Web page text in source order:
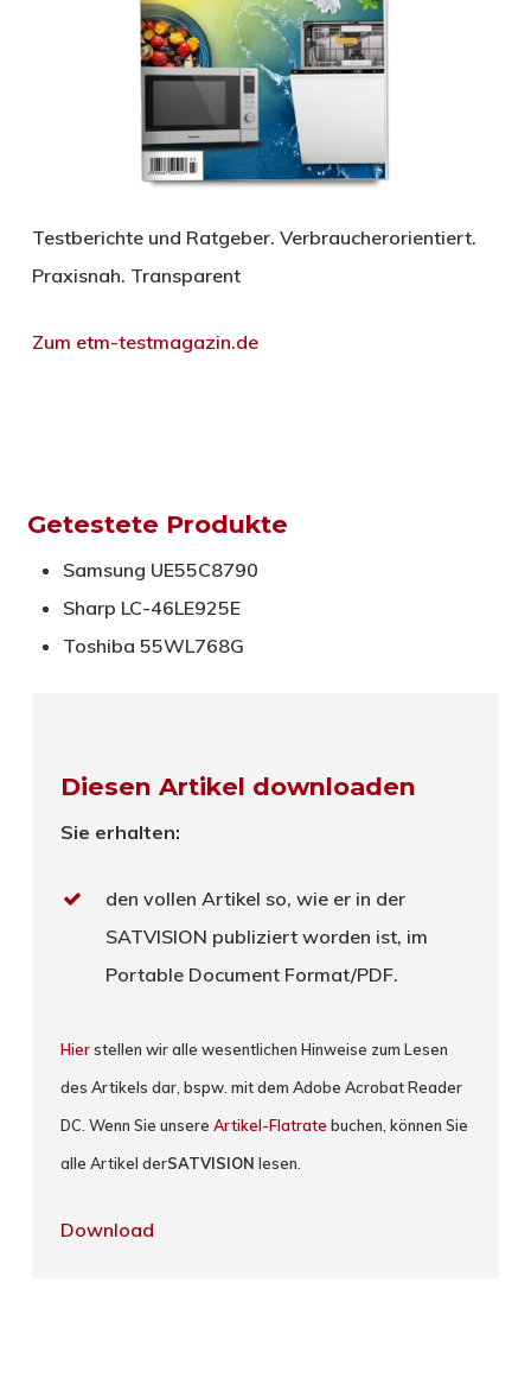
Testberichte und Ratgeber. Verbraucherorientiert.
Praxisnah. Transparent
Zum etm-testmagazin.de
Getestete Produkte
Samsung UE55C8790
Sharp LC-46LE925E
Toshiba 55WL768G
Diesen Artikel downloaden
Sie erhalten:
den vollen Artikel so, wie er in der
SATVISION publiziert worden ist, im
Portable Document Format/PDF.
Hierstellen wir alle wesentlichen Hinweise zum Lesen
des Artikels dar, bspw. mit dem Adobe Acrobat Reader
DC. Wenn Sie unsereArtikel-Flatrate buchen, können Sie
alle Artikel derSATVISION lesen.
Download